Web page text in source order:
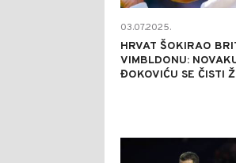
03.07.2025.
HRVAT ŠOKIRAO
VIMBLDONU:
ĐOKOVIĆU SE ČISTI